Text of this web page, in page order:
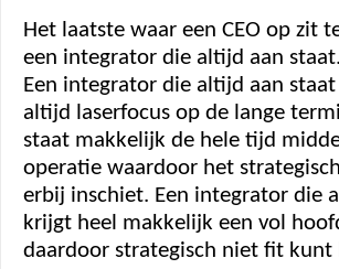
Het laatste waar een CEO op zit
een integrator die altijd aan
Een integrator die altijd aan
altijd laserfocus op de lange
staat makkelijk de hele tijd
operatie waardoor het
erbij inschiet. Een integrator die
krijgt heel makkelijk een vol
daardoor strategisch niet fit kunt